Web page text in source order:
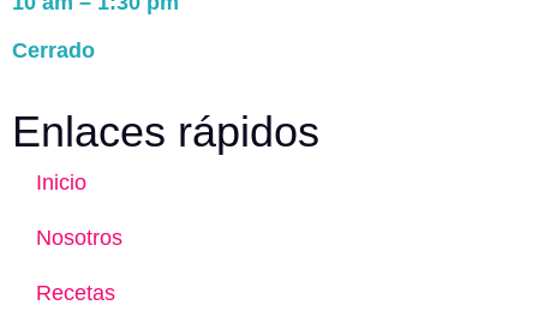
Cerrado
Enlaces rápidos
Inicio
Nosotros
Recetas